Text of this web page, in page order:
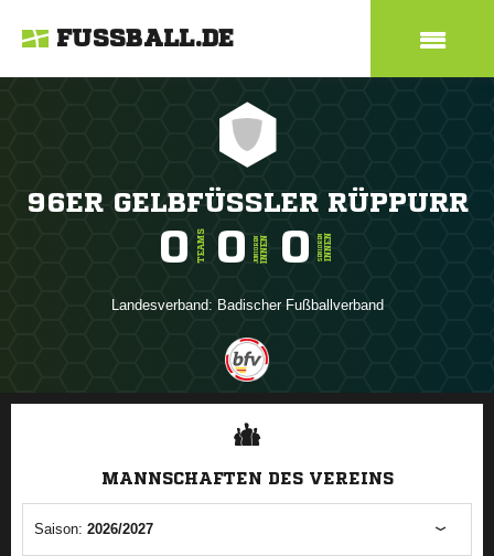
FUSSBALL.DE
96ER GELBFÜSSLER RÜPPURR
0 TEAMS 0 JUNIORENINNEN 0 SENIORENINNEN
Landesverband: Badischer Fußballverband
ANZEIGE
MANNSCHAFTEN DES VEREINS
Saison: 2026/2027